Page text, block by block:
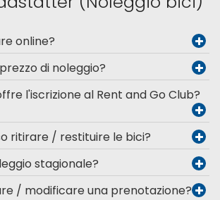
online?
di noleggio?
l'iscrizione al Rent and Go Club?
ritirare / restituire le bici?
stagionale?
/ modificare una prenotazione?